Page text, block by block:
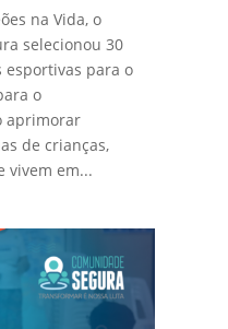
na Vida, o
selecionou 30
esportivas para o
o
aprimorar
de crianças,
vivem em...